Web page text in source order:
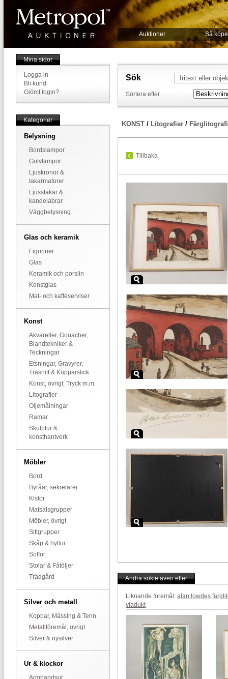
Auktioner Så
Mina sidor
Logga in
Bli kund
Glömt login?
Kategorier
Belysning
Bordslampor
Golvlampor
Ljuskronor &
takarmaturer
Ljusstakar &
kandelabrar
Väggbelysning
Glas och keramik
Figuriner
Glas
Keramik och porslin
Konstglas
Mat- och kaffeserviser
Konst
Akvareller, Gouacher,
Blandtekniker &
Teckningar
Etsningar, Gravyrer,
Träsnitt & Kopparstick
Konst, övrigt, Tryck m.m.
Litografier
Oljemålningar
Ramar
Skulptur &
konsthantverk
Möbler
Bord
Byråar, sekretärer
Kistor
Matsalsgrupper
Möbler, övrigt
Sittgrupper
Skåp & hyllor
Soffor
Stolar & Fåtöljer
Trädgård
Silver och metall
Koppar, Mässing & Tenn
Metallföremål, övrigt
Silver & nysilver
Ur & klockor
Armbandsur
Sök
Sortera efter
KONST / Litografier /
Tillbaka
Andra sökte även efter
Liknande föremål: alan lowdes
viadukt